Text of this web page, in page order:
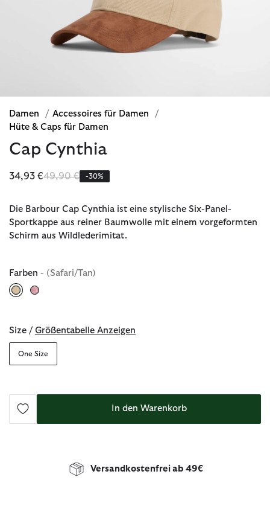
Damen / Accessoires für Damen
/
Hüte & Caps für Damen
Cap Cynthia
34,93 €Reduziert von
49,90 €bis-30%
Die Barbour Cap Cynthia ist eine stylische Six-Panel-
Sportkappe aus reiner Baumwolle mit einem vorgeformten
Schirm aus Wildlederimitat.
Farben - (Safari/Tan)
Size / Größentabelle Anzeigen
One Size
In den Warenkorb
Versandkostenfrei ab 49€